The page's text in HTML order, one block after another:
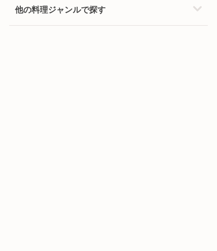
他の料理ジャンルで探す